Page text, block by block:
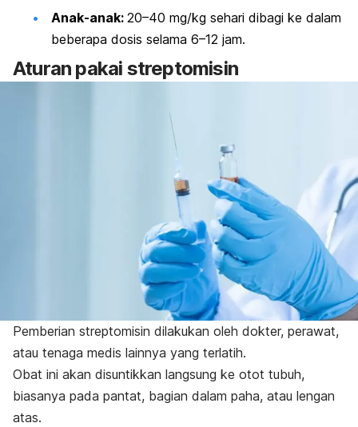
Anak-anak: 20–40 mg/kg sehari dibagi ke dalam
beberapa dosis selama 6–12 jam.
Aturan pakai streptomisin
Pemberian streptomisin dilakukan oleh dokter, perawat,
atau tenaga medis lainnya yang terlatih.
Obat ini akan disuntikkan langsung ke otot tubuh,
biasanya pada pantat, bagian dalam paha, atau lengan
atas.